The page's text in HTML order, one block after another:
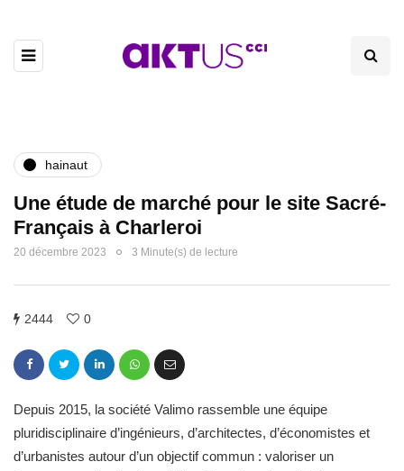
hainaut
Une étude de marché pour le site Sacré-
Français à Charleroi
20 décembre 2023 3 Minute(s) de lecture
2444 0
Depuis 2015, la société Valimo rassemble une équipe
pluridisciplinaire d’ingénieurs, d’architectes, d’économistes et
d’urbanistes autour d’un objectif commun : valoriser un